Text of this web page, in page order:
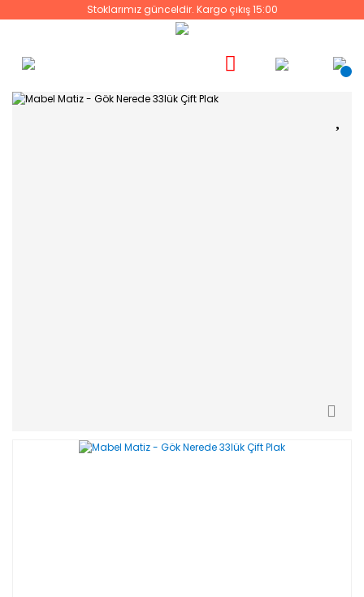
Stoklarımız günceldir. Kargo çıkış 15:00